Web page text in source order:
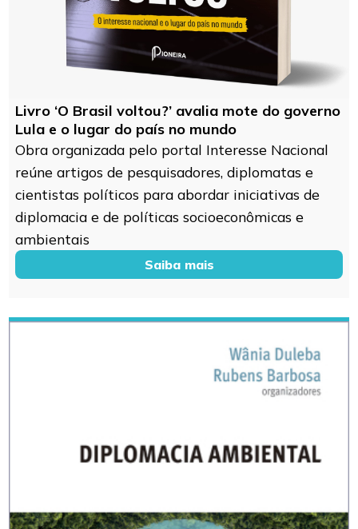
Livro ‘O Brasil voltou?’ avalia mote do governo
Lula e o lugar do país no mundo
Obra organizada pelo portal Interesse Nacional
reúne artigos de pesquisadores, diplomatas e
cientistas políticos para abordar iniciativas de
diplomacia e de políticas socioeconômicas e
ambientais
Saiba mais